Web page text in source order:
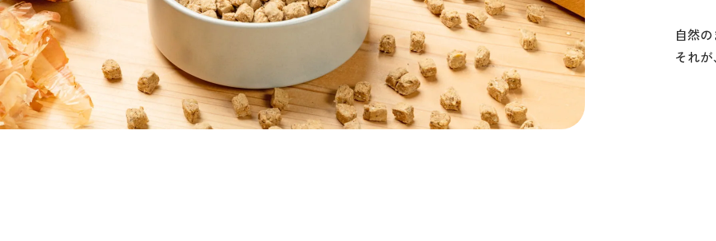
自然
それ